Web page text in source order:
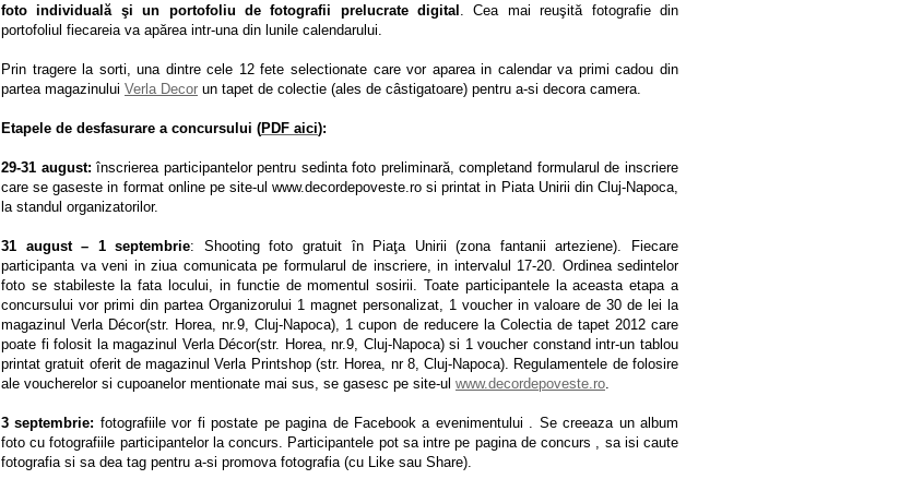
foto individuală şi un portofoliu de fotografii prelucrate digital . Cea mai reuşită fotografie din
portofoliul fiecareia va apărea intr-una din lunile calendarului.
Prin tragere la sorti, una dintre cele 12 fete selectionate care vor aparea in calendar va primi cadou din
partea magazinului Verla Decor un tapet de colectie (ales de câstigatoare) pentru a-si decora camera.
Etapele de desfasurare a concursului (PDF aici):
29-31 august: înscrierea participantelor pentru sedinta foto preliminară, completand formularul de inscriere
care se gaseste in format online pe site-ul www.decordepoveste.ro si printat in Piata Unirii din Cluj-Napoca,
la standul organizatorilor.
31 august – 1 septembrie: Shooting foto gratuit în Piaţa Unirii (zona fantanii arteziene). Fiecare
participanta va veni in ziua comunicata pe formularul de inscriere, in intervalul 17-20. Ordinea sedintelor
foto se stabileste la fata locului, in functie de momentul sosirii. Toate participantele la aceasta etapa a
concursului vor primi din partea Organizorului 1 magnet personalizat, 1 voucher in valoare de 30 de lei la
magazinul Verla Décor(str. Horea, nr.9, Cluj-Napoca), 1 cupon de reducere la Colectia de tapet 2012 care
poate fi folosit la magazinul Verla Décor(str. Horea, nr.9, Cluj-Napoca) si 1 voucher constand intr-un tablou
printat gratuit oferit de magazinul Verla Printshop (str. Horea, nr 8, Cluj-Napoca). Regulamentele de folosire
ale voucherelor si cupoanelor mentionate mai sus, se gasesc pe site-ul www.decordepoveste.ro.
3 septembrie: fotografiile vor fi postate pe pagina de Facebook a evenimentului . Se creeaza un album
foto cu fotografiile participantelor la concurs. Participantele pot sa intre pe pagina de concurs , sa isi caute
fotografia si sa dea tag pentru a-si promova fotografia (cu Like sau Share).